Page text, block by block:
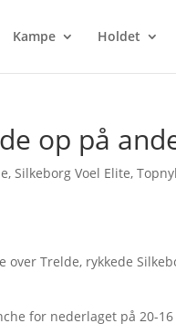
Kampe Holdet
op på
,Silkeborg Voel Elite,
over Trelde, rykkede
for nederlaget på 20-